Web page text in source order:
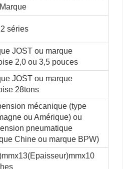
séries
JOST ou marque
2,0 ou 3,5 pouces
JOST ou marque
28tons
mécanique (type
ou Amérique) ou
pneumatique
Chine ou marque BPW)